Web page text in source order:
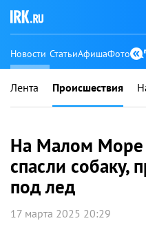
Новости СтатьиАфишаФото
Лента Происшествия
На Малом Море
спасли собаку,
под лед
17 марта 2025 20:29